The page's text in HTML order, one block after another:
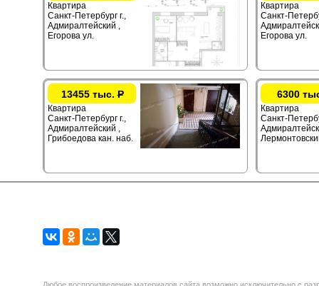
Квартира
Санкт-Петербург г.,
Адмиралтейский ,
Егорова ул.
Квартира
Санкт-
Егорова ул.
13455 тыс.Р
Квартира
Санкт-Петербург г.,
Адмиралтейский ,
Грибоедова кан. наб.
6300
Квартира
Санкт-